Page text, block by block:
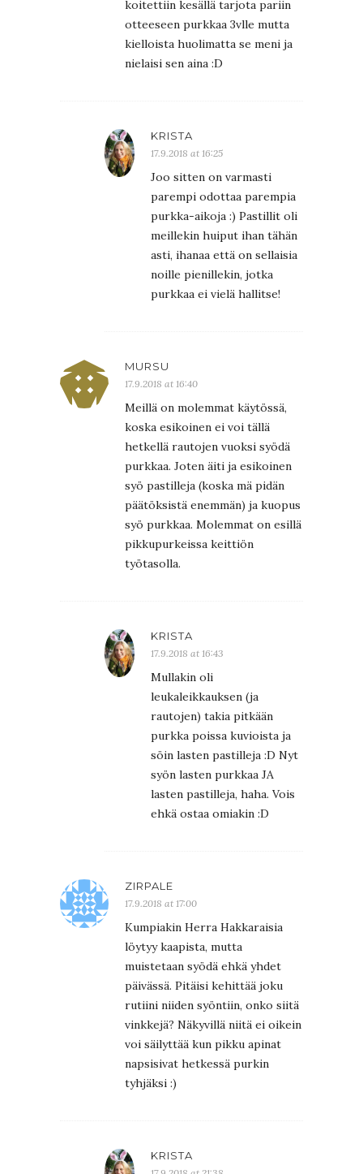
koitettiin kesällä tarjota pariin
otteeseen purkkaa 3vlle mutta
kielloista huolimatta se meni ja
nielaisi sen aina :D
KRISTA
17.9.2018 at 16:25
Joo sitten on varmasti
parempi odottaa parempia
purkka-aikoja :) Pastillit oli
meillekin huiput ihan tähän
asti, ihanaa että on sellaisia
noille pienillekin, jotka
purkkaa ei vielä hallitse!
MURSU
17.9.2018 at 16:40
Meillä on molemmat käytössä,
koska esikoinen ei voi tällä
hetkellä rautojen vuoksi syödä
purkkaa. Joten äiti ja esikoinen
syö pastilleja (koska mä pidän
päätöksistä enemmän) ja kuopus
syö purkkaa. Molemmat on esillä
pikkupurkeissa keittiön
työtasolla.
KRISTA
17.9.2018 at 16:43
Mullakin oli
leukaleikkauksen (ja
rautojen) takia pitkään
purkka poissa kuvioista ja
söin lasten pastilleja :D Nyt
syön lasten purkkaa JA
lasten pastilleja, haha. Vois
ehkä ostaa omiakin :D
ZIRPALE
17.9.2018 at 17:00
Kumpiakin Herra Hakkaraisia
löytyy kaapista, mutta
muistetaan syödä ehkä yhdet
päivässä. Pitäisi kehittää joku
rutiini niiden syöntiin, onko siitä
vinkkejä? Näkyvillä niitä ei oikein
voi säilyttää kun pikku apinat
napsisivat hetkessä purkin
tyhjäksi :)
KRISTA